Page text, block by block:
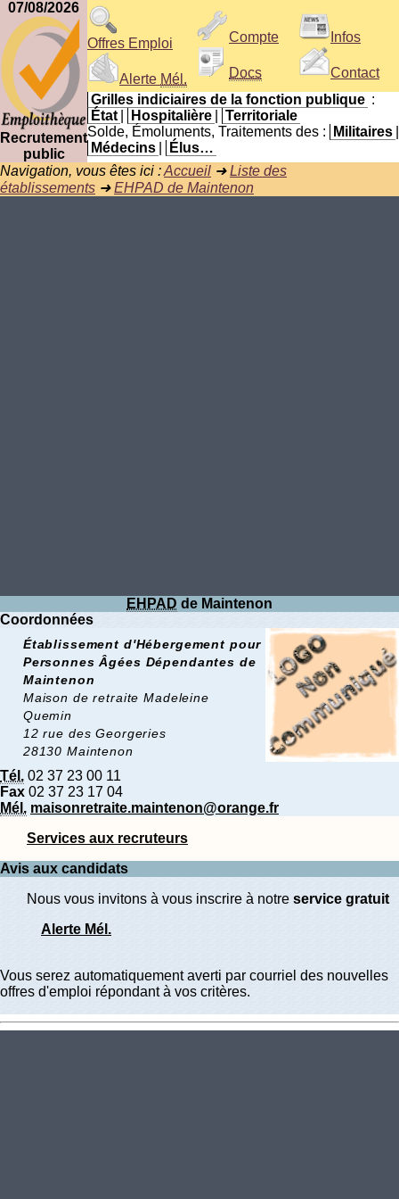
07/08/2026
Recrutement
public
Offres Emploi
Alerte Mél.
Compte
Docs
Infos
Contact
Grilles indiciaires de la fonction publique :
État
Hospitalière
Territoriale
Solde, Émoluments, Traitements des :
Militaires
Médecins
Élus…
Navigation, vous êtes ici :Accueil ➜Liste des
établissements ➜EHPAD de Maintenon
EHPAD de Maintenon
Coordonnées
Établissement d'Hébergement pour
Personnes Âgées Dépendantes de
Maintenon
Maison de retraite Madeleine
Quemin
12 rue des Georgeries
28130 Maintenon
Tél. 02 37 23 00 11
Fax 02 37 23 17 04
Mél. maisonretraite.maintenon@orange.fr
Services aux recruteurs
Avis aux candidats
Nous vous invitons à vous inscrire à notre service gratuit
Alerte Mél.
Vous serez automatiquement averti par courriel des nouvelles
offres d'emploi répondant à vos critères.